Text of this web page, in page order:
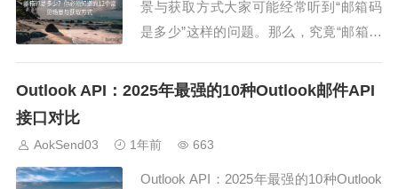
景与获取方式大家可能经常听到“邮箱码
是多少”这样的问题。那么，究竟“邮箱码
认某个邮箱账户的验证码，通常会通过电
少”的答案。1. 注册新账户时，邮箱码是
多...
Outlook API：2025年最强的10种Outlook邮件API
接口对比
AokSend03 1年前 663
Outlook API：2025年最强的10种Outlook